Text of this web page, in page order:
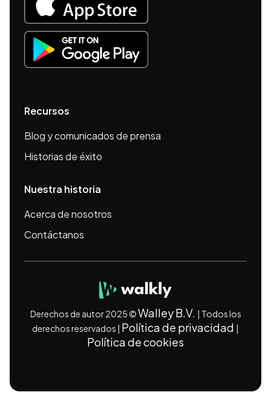
Recursos
Blog y comunicados de prensa
Historias de éxito
Nuestra historia
Acerca de nosotros
Contáctanos
Derechos de autor 2025 ©Walley B.V. | Todos los
derechos reservados | Política de privacidad |
Política de cookies